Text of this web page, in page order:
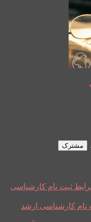
مشترک
ثبت نام کارشناسی
کارشناسی ارشد